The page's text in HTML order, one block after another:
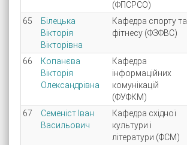
(ФПСРСО)
65
Білецька
Вікторія
Вікторівна
Кафедра спорту та
фітнесу (ФЗФВС)
66
Копанєва
Вікторія
Олександрівна
Кафедра
інформаційних
комунікацій
(ФУФКМ)
67
Семеніст Іван
Васильович
Кафедра східної
культури і
літератури (ФСМ)